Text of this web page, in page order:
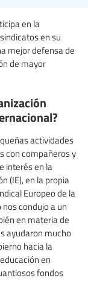
en la
en su
mejor defensa de
de mayor
actividades
con compañeros y
interés en la
(IE), en la propia
Europeo de la
condujo a un
en materia de
ayudaron mucho
hacia la
en
fondos